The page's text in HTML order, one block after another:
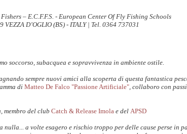
– E.C.F.F.S. - European Center Of Fly Fishing Schools
VEZZA D’OGLIO (BS) - ITALY | Tel. 0364 737031
soccorso, subacquea e sopravvivenza in ambiente ostile.
sempre nuovi amici alla scoperta di questa fantastica
di Matteo De Falco "Passione Artificiale" , collaboro con
membro del club Catch & Release Imola e del APSD
a volte esagero e rischio troppo per delle cause perse in